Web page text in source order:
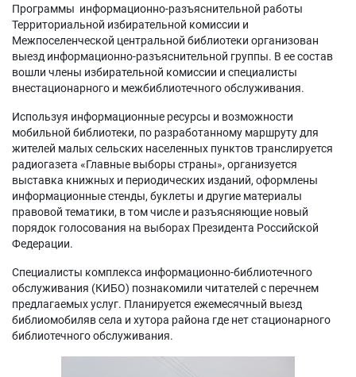
Программы информационно-разъяснительной работы
Территориальной избирательной комиссии и
Межпоселенческой центральной библиотеки организован
выезд информационно-разъяснительной группы. В ее состав
вошли члены избирательной комиссии и специалисты
внестационарного и межбиблиотечного обслуживания.
Используя информационные ресурсы и возможности
мобильной библиотеки, по разработанному маршруту для
жителей малых сельских населенных пунктов транслируется
радиогазета «Главные выборы страны», организуется
выставка книжных и периодических изданий, оформлены
информационные стенды, буклеты и другие материалы
правовой тематики, в том числе и разъясняющие новый
порядок голосования на выборах Президента Российской
Федерации.
Специалисты комплекса информационно-библиотечного
обслуживания (КИБО) познакомили читателей с перечнем
предлагаемых услуг. Планируется ежемесячный выезд
библиомобиляв села и хутора района где нет стационарного
библиотечного обслуживания.